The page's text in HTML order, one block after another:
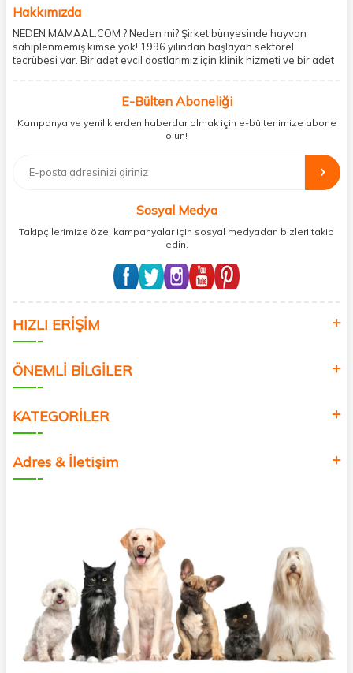
Hakkımızda
NEDEN MAMAAL.COM ? Neden mi? Şirket bünyesinde hayvan
sahiplenmemiş kimse yok! 1996 yılından başlayan sektörel
tecrübesi var. Bir adet evcil dostlarımız için klinik hizmeti ve bir adet
mobil şubesi ile tüketicilerine en hızlı ve güvenilir teslimatı garanti
etmektedir. Havale-EFT ve kredi kartı gibi ödeme seçenekleri ile
müşterilerini ödeme hususunda imkan sağlamıştır. Sosyal
sorumluluğu kesinlikle es geçmeyerek, mamaal.com üzerinden satışı
yapılan her ürün için sokak hayvanlarına aylık ve düzenli olarak
bağış işlemi gerçekleştirmektedir.
E-Bülten Aboneliği
Kampanya ve yeniliklerden haberdar olmak için e-bültenimize abone
olun!
Sosyal Medya
Takipçilerimize özel kampanyalar için sosyal medyadan bizleri takip
edin.
HIZLI ERİŞİM
ÖNEMLİ BİLGİLER
KATEGORİLER
Adres & İletişim